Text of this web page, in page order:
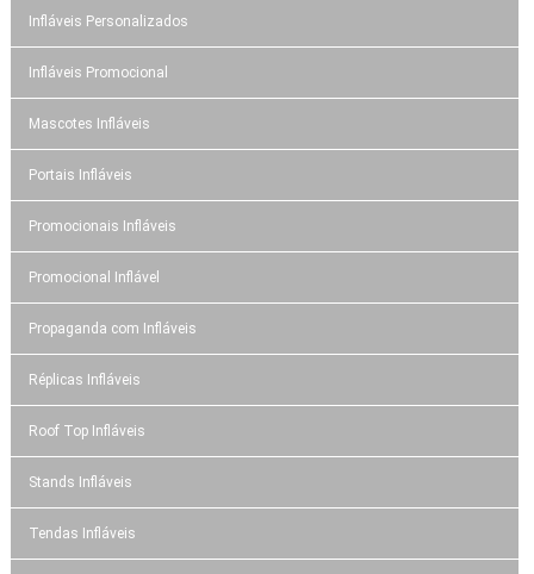
Infláveis Personalizados
Infláveis Promocional
Mascotes Infláveis
Portais Infláveis
Promocionais Infláveis
Promocional Inflável
Propaganda com Infláveis
Réplicas Infláveis
Roof Top Infláveis
Stands Infláveis
Tendas Infláveis